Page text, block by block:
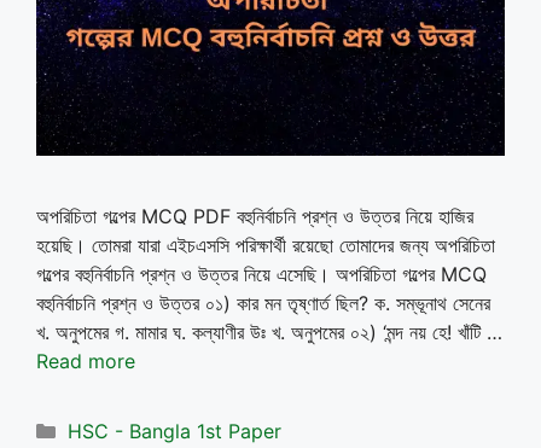
অপরিচিতা গল্পের MCQ PDF বহুনির্বাচনি প্রশ্ন ও উত্তর নিয়ে হাজির
হয়েছি। তোমরা যারা এইচএসসি পরিক্ষার্থী রয়েছো তোমাদের জন্য অপরিচিতা
গল্পের বহুনির্বাচনি প্রশ্ন ও উত্তর নিয়ে এসেছি। অপরিচিতা গল্পের MCQ
বহুনির্বাচনি প্রশ্ন ও উত্তর ০১) কার মন তৃষ্ণার্ত ছিল? ক. সম্ভূনাথ সেনের
খ. অনুপমের গ. মামার ঘ. কল্যাণীর উঃ খ. অনুপমের ০২) ‘মন্দ নয় হে! খাঁটি …
Read more
Categories
HSC - Bangla 1st Paper